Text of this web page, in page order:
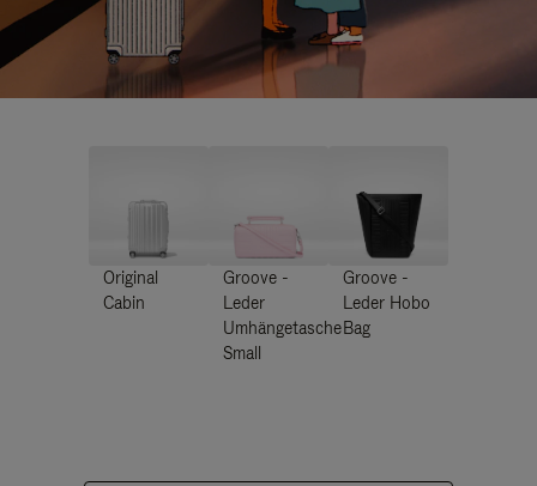
Original
Cabin
Groove -
Leder
Umhängetasche
Small
Groove -
Leder Hobo
Bag